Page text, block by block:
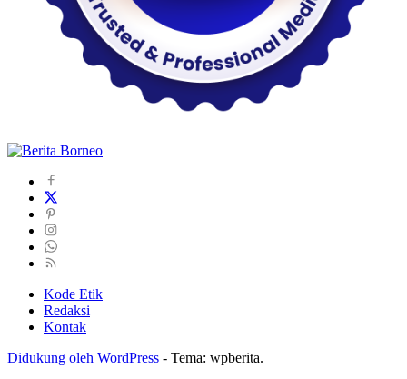
Kode Etik
Redaksi
Kontak
Didukung oleh WordPress - Tema: wpberita.